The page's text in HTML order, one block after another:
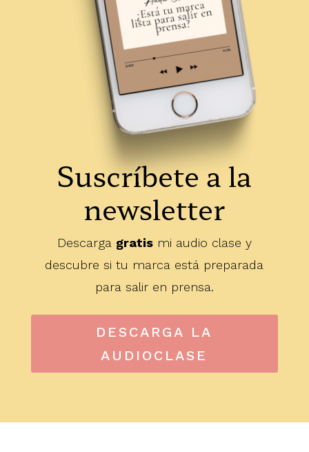
Suscríbete a la
newsletter
Descarga gratismi audio clase y
descubre si tu marca está preparada
para salir en prensa.
DESCARGA LA
AUDIOCLASE